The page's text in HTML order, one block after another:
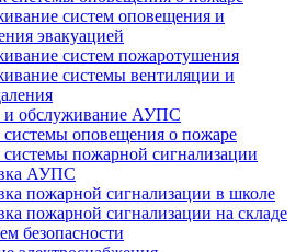
систем оповещения и
эвакуацией
систем пожаротушения
системы вентиляции и
и обслуживание АУПС
системы оповещения о пожаре
пожарной сигнализации
АУПС
пожарной сигнализации в школе
пожарной сигнализации на складе
безопасности